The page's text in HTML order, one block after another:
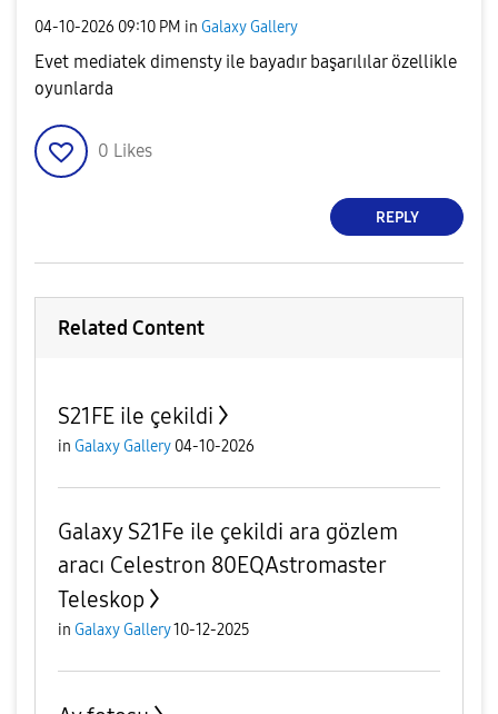
‎04-10-2026 09:10 PM in Galaxy Gallery
Evet mediatek dimensty ile bayadır başarılılar özellikle
oyunlarda
0 Likes
REPLY
Related Content
S21FE ile çekildi
in Galaxy Gallery 04-10-2026
Galaxy S21Fe ile çekildi ara gözlem
aracı Celestron 80EQAstromaster
Teleskop
in Galaxy Gallery10-12-2025